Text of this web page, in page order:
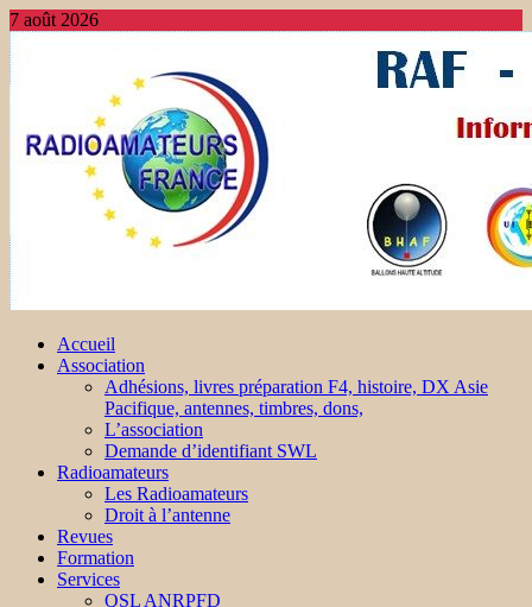
7 août 2026
Accueil
Association
Adhésions, livres préparation F4, histoire, DX Asie
Pacifique, antennes, timbres, dons,
L’association
Demande d’identifiant SWL
Radioamateurs
Les Radioamateurs
Droit à l’antenne
Revues
Formation
Services
QSL ANRPFD